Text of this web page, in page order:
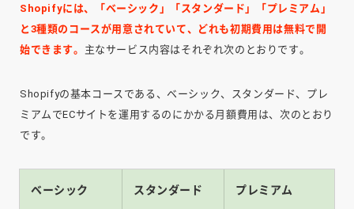
Shopifyには、「ベーシック」「スタンダード」「プレミアム」
と3種類のコースが用意されていて、どれも初期費用は無料で開
始できます。 主なサービス内容はそれぞれ次のとおりです。
Shopifyの基本コースである、ベーシック、スタンダード、プレ
ミアムでECサイトを運用するのにかかる月額費用は、次のとおり
です。
ベーシック スタンダード プレミアム